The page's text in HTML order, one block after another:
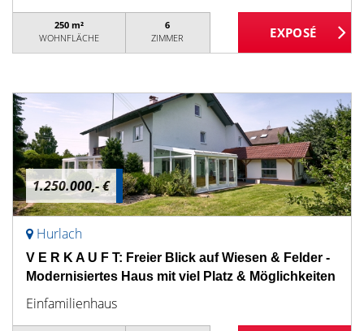
250 m²
WOHNFLÄCHE
6
ZIMMER
1.250.000,- €
Hurlach
V E R K A U F T: Freier Blick auf Wiesen & Felder -
Modernisiertes Haus mit viel Platz & Möglichkeiten
Einfamilienhaus